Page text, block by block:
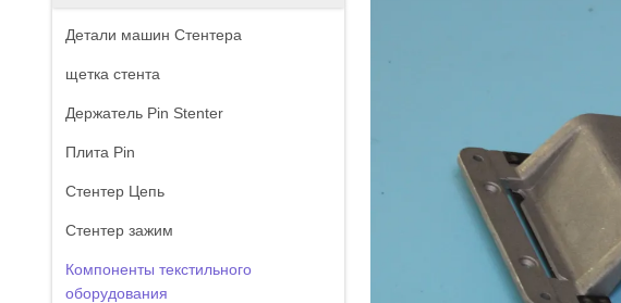
Детали машин Стентера
щетка стента
Держатель Pin Stenter
Плита Pin
Стентер Цепь
Стентер зажим
Компоненты текстильного
оборудования